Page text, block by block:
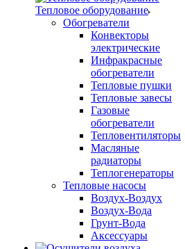
Тепловое оборудование
Обогреватели
Конвекторы
электрические
Инфракрасные
обогреватели
Тепловые пушки
Тепловые завесы
Газовые
обогреватели
Тепловентиляторы
Масляные
радиаторы
Теплогенераторы
Тепловые насосы
Воздух-Воздух
Воздух-Вода
Грунт-Вода
Аксессуары